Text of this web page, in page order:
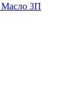
Масло 3П